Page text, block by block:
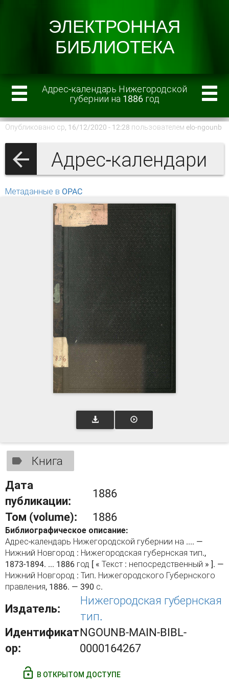
Адрес-календарь Нижегородской
губернии на 1886 год
Опубликовано ср, 16/12/2020 - 12:28 пользователем elo-ngounb
Адрес-календари
Метаданные в OPAC
Книга
Дата
публикации:
1886
Том (volume):
1886
Библиографическое описание:
Адрес-календарь Нижегородской губернии на .... —
Нижний Новгород : Нижегородская губернская тип.,
1873-1894. ... 1886 год [ « Текст : непосредственный » ]. —
Нижний Новгород : Тип. Нижегородского Губернского
правления, 1886. — 390 с.
Издатель:
Нижегородская губернская
тип.
Идентификат
ор:
NGOUNB-MAIN-BIBL-
0000164267
В ОТКРЫТОМ ДОСТУПЕ